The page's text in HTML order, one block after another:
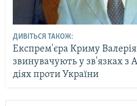
ДИВІТЬСЯ ТАКОЖ:
Експрем'єра Криму Валерія
звинувачують у зв'язках з
діях проти України